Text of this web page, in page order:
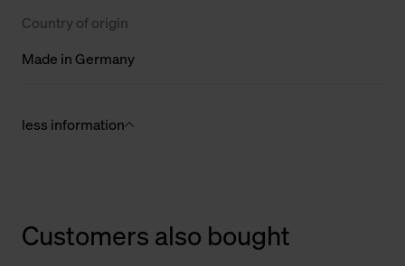
Country of origin
Made in Germany
less information
Customers also bought